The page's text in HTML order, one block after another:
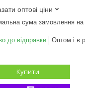
оптові ціни
сума замовлення
до відправки Оптом і в
Купити